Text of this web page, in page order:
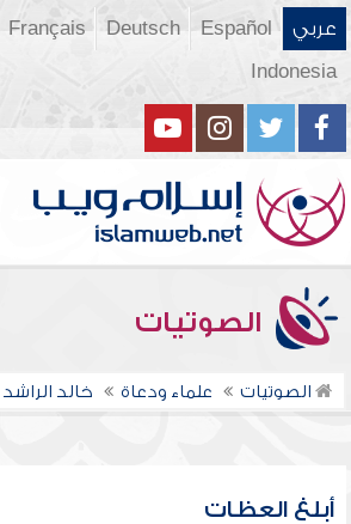
عربي Español
Deutsch
Français
Indonesia
الصوتيات
الصوتيات علماء ودعاة خالد الراشد
أبلغ العظات